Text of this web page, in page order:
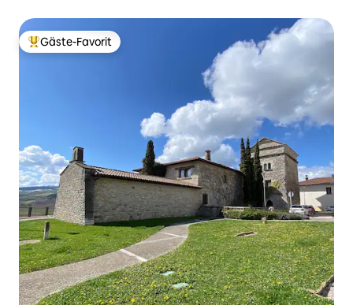
Beliebter Gäste-Favorit.
Gäste-Favorit